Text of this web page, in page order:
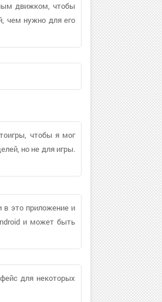
движком, чтобы
чем нужно для его
чтобы я мог
но не для игры.
в это приложение и
и может быть
для некоторых